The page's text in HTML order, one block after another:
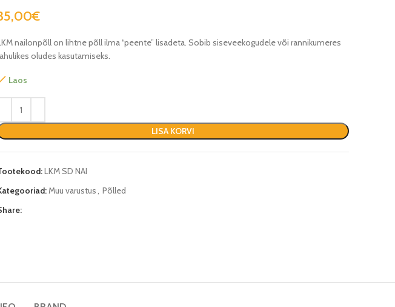
€
nailonpõll on lihtne põll ilma “peente” lisadeta. Sobib siseveekogudele või rannikumeres
oludes kasutamiseks.
Laos
LISA KORVI
LKM SD NAI
Muu varustus, Põlled